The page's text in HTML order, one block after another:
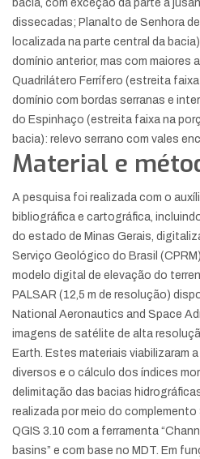
bacia, com exceção da parte a
dissecadas; Planalto de Senhora
localizada na parte central da
domínio anterior, mas com maiores
Quadrilátero Ferrífero (estreita
domínio com bordas serranas e
do Espinhaço (estreita faixa na
bacia): relevo serrano com vales
Material e
A pesquisa foi realizada com o
bibliográfica e cartográfica,
do estado de Minas Gerais,
Serviço Geológico do Brasil
modelo digital de elevação do
PALSAR (12,5 m de resolução)
National Aeronautics and Space
imagens de satélite de alta
Earth. Estes materiais viabilizaram
diversos e o cálculo dos índices
delimitação das bacias
realizada por meio do
QGIS 3.10 com a ferramenta
basins” e com base no MDT. Em